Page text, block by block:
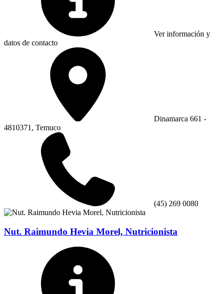
Ver información y
datos de contacto
Dinamarca 661 -
4810371, Temuco
(45) 269 0080
Nut. Raimundo Hevia Morel, Nutricionista